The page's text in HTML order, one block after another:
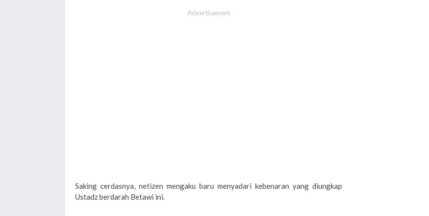
Advertisement
Saking cerdasnya, netizen mengaku baru menyadari kebenaran yang diungkap
Ustadz berdarah Betawi ini.